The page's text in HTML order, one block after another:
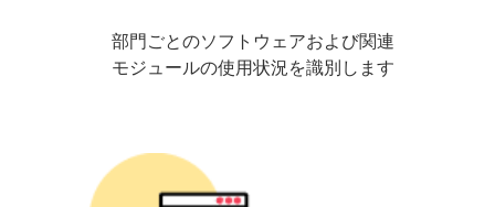
部門ごとのソフトウェアおよび関連
モジュールの使用状況を識別します